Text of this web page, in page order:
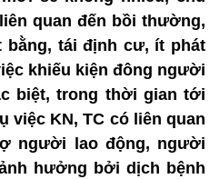
quan đến bồi thường,
bằng, tái định cư, ít phát
khiếu kiện đông người
biệt, trong thời gian tới
việc KN, TC có liên quan
người lao động, người
hưởng bởi dịch bệnh